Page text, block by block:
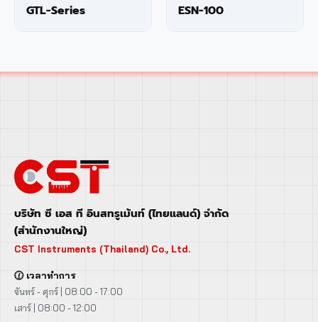
GTL-Series ESN-100
บริษัท ซี เอส ที อินสทรูเม้นท์ (ไทยแลนด์) จำกัด
(สำนักงานใหญ่)
CST Instruments (Thailand) Co., Ltd.
🕜 เวลาทำการ
จันทร์ - ศุกร์ | 08:00 - 17:00
เสาร์ | 08:00 - 12:00